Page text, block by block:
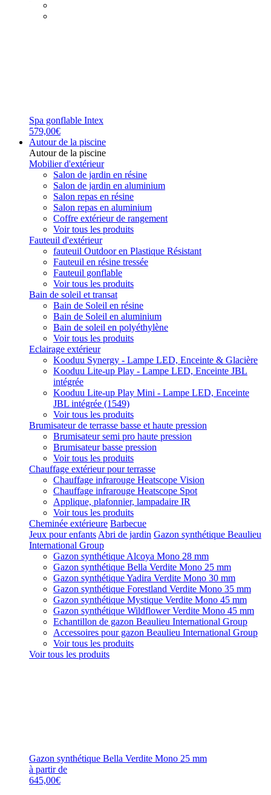
Spa gonflable Intex
579,00€
Autour de la piscine
Autour de la piscine
Mobilier d'extérieur
Salon de jardin en résine
Salon de jardin en aluminium
Salon repas en résine
Salon repas en aluminium
Coffre extérieur de rangement
Voir tous les produits
Fauteuil d'extérieur
fauteuil Outdoor en Plastique Résistant
Fauteuil en résine tressée
Fauteuil gonflable
Voir tous les produits
Bain de soleil et transat
Bain de Soleil en résine
Bain de Soleil en aluminium
Bain de soleil en polyéthylène
Voir tous les produits
Eclairage extérieur
Kooduu Synergy - Lampe LED, Enceinte & Glacière
Kooduu Lite-up Play - Lampe LED, Enceinte JBL
intégrée
Kooduu Lite-up Play Mini - Lampe LED, Enceinte
JBL intégrée (1549)
Voir tous les produits
Brumisateur de terrasse basse et haute pression
Brumisateur semi pro haute pression
Brumisateur basse pression
Voir tous les produits
Chauffage extérieur pour terrasse
Chauffage infrarouge Heatscope Vision
Chauffage infrarouge Heatscope Spot
Applique, plafonnier, lampadaire IR
Voir tous les produits
Cheminée extérieure Barbecue
Jeux pour enfants Abri de jardin Gazon synthétique Beaulieu
International Group
Gazon synthétique Alcoya Mono 28 mm
Gazon synthétique Bella Verdite Mono 25 mm
Gazon synthétique Yadira Verdite Mono 30 mm
Gazon synthétique Forestland Verdite Mono 35 mm
Gazon synthétique Mystique Verdite Mono 45 mm
Gazon synthétique Wildflower Verdite Mono 45 mm
Echantillon de gazon Beaulieu International Group
Accessoires pour gazon Beaulieu International Group
Voir tous les produits
Voir tous les produits
Gazon synthétique Bella Verdite Mono 25 mm
à partir de
645,00€